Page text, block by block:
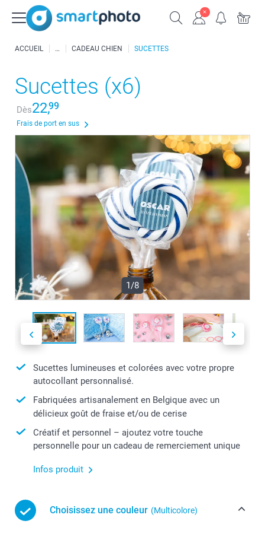
ACCUEIL CADEAU CHIEN SUCETTES
Sucettes (x6)
Dès22,99
Frais de port en sus
1/8
Sucettes lumineuses et colorées avec votre propre
autocollant personnalisé.
Fabriquées artisanalement en Belgique avec un
délicieux goût de fraise et/ou de cerise
Créatif et personnel – ajoutez votre touche
personnelle pour un cadeau de remerciement unique
Infos produit
Choisissez une couleur (Multicolore)